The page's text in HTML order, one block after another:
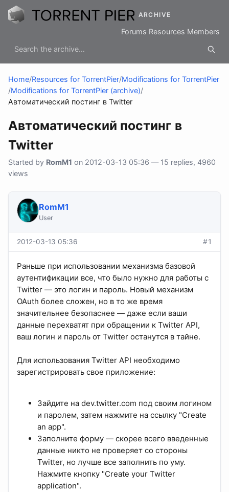
ARCHIVE
Forums Resources Members
Home/Resources for TorrentPier/Modifications for TorrentPier
/Modifications for TorrentPier (archive)/
Автоматический постинг в Twitter
Автоматический постинг в
Twitter
Started by RomM1 on 2012-03-13 05:36 — 15 replies, 4960
views
RomM1
User
2012-03-13 05:36 #1
Раньше при использовании механизма базовой
аутентификации все, что было нужно для работы с
Twitter — это логин и пароль. Новый механизм
OAuth более сложен, но в то же время
значительнее безопаснее — даже если ваши
данные перехватят при обращении к Twitter API,
ваш логин и пароль от Twitter останутся в тайне.
Для использования Twitter API необходимо
зарегистрировать свое приложение:
Зайдите на dev.twitter.com под своим логином
и паролем, затем нажмите на ссылку "Create
an app".
Заполните форму — скорее всего введенные
данные никто не проверяет со стороны
Twitter, но лучше все заполнить по уму.
Нажмите кнопку "Create your Twitter
application".